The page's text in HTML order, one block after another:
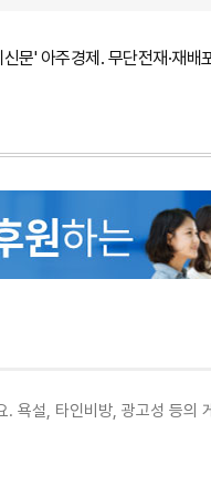
문' 아주경제. 무단전재·재배